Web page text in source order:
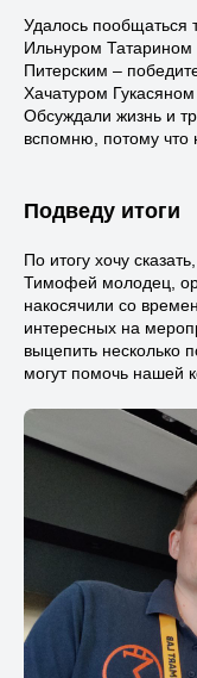
Удалось пообщаться
Ильнуром
Питерским –
Хачатуром
Обсуждали жизнь и
вспомню, потому
Подведу итоги
По итогу хочу
Тимофей молодец,
накосячили со
интересных на
выцепить несколько
могут помочь нашей